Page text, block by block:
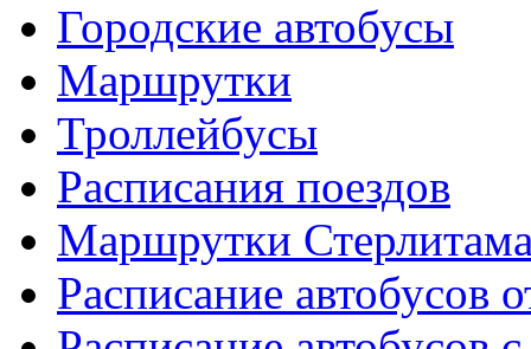
Городские автобусы
Маршрутки
Троллейбусы
Расписания поездов
Маршрутки
Расписание автобусов